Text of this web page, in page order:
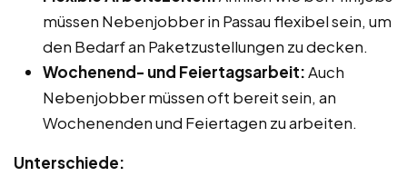
müssen Nebenjobber in Passau flexibel sein, um
den Bedarf an Paketzustellungen zu decken.
Wochenend- und Feiertagsarbeit:Auch
Nebenjobber müssen oft bereit sein, an
Wochenenden und Feiertagen zu arbeiten.
Unterschiede: